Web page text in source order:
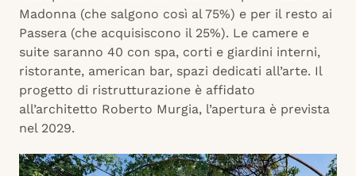
Madonna (che salgono così al 75%) e per il resto ai
Passera (che acquisiscono il 25%). Le camere e
suite saranno 40 con spa, corti e giardini interni,
ristorante, american bar, spazi dedicati all’arte. Il
progetto di ristrutturazione è affidato
all’architetto Roberto Murgia, l’apertura è prevista
nel 2029.